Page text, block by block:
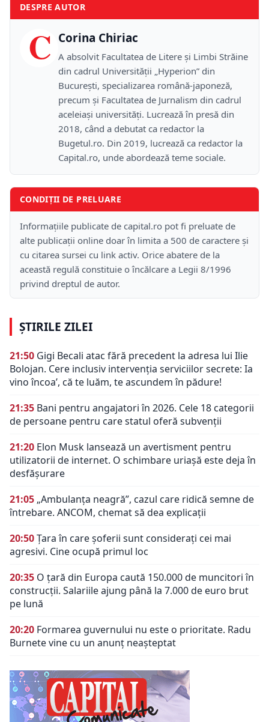
DESPRE AUTOR
C Corina Chiriac
A absolvit Facultatea de Litere și Limbi Străine
din cadrul Universității „Hyperion” din
București, specializarea română-japoneză,
precum și Facultatea de Jurnalism din cadrul
aceleiași universități. Lucrează în presă din
2018, când a debutat ca redactor la
Bugetul.ro. Din 2019, lucrează ca redactor la
Capital.ro, unde abordează teme sociale.
CONDIȚII DE PRELUARE
Informațiile publicate de capital.ro pot fi preluate de
alte publicații online doar în limita a 500 de caractere și
cu citarea sursei cu link activ. Orice abatere de la
această regulă constituie o încălcare a Legii 8/1996
privind dreptul de autor.
ȘTIRILE ZILEI
21:50 Gigi Becali atac fără precedent la adresa lui Ilie
Bolojan. Cere inclusiv intervenția serviciilor secrete: Ia
vino încoa’, că te luăm, te ascundem în pădure!
21:35 Bani pentru angajatori în 2026. Cele 18 categorii
de persoane pentru care statul oferă subvenții
21:20 Elon Musk lansează un avertisment pentru
utilizatorii de internet. O schimbare uriașă este deja în
desfășurare
21:05 „Ambulanța neagră”, cazul care ridică semne de
întrebare. ANCOM, chemat să dea explicații
20:50Țara în care șoferii sunt considerați cei mai
agresivi. Cine ocupă primul loc
20:35 O țară din Europa caută 150.000 de muncitori în
construcții. Salariile ajung până la 7.000 de euro brut
pe lună
20:20 Formarea guvernului nu este o prioritate. Radu
Burnete vine cu un anunț neașteptat